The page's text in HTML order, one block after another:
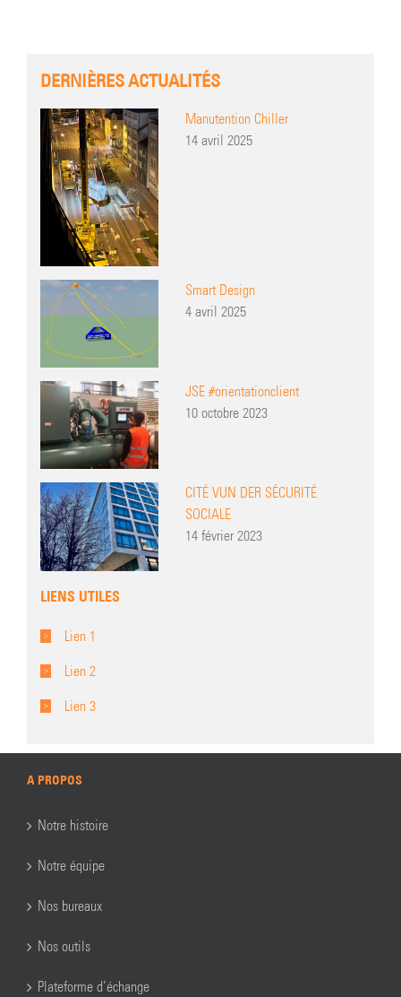
DERNIÈRES ACTUALITÉS
Manutention Chiller
14 avril 2025
Smart Design
4 avril 2025
JSE #orientationclient
10 octobre 2023
CITÉ VUN DER SÉCURITÉ
SOCIALE
14 février 2023
LIENS UTILES
Lien 1
Lien 2
Lien 3
A PROPOS
Notre histoire
Notre équipe
Nos bureaux
Nos outils
Plateforme d’échange